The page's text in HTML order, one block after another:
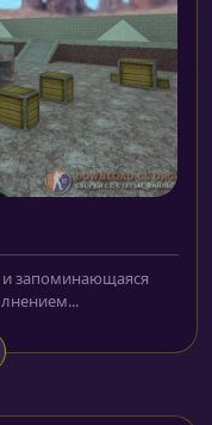
и запоминающаяся